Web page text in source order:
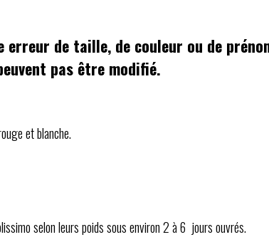
de taille, de couleur ou de
pas être modifié.
et blanche.
selon leurs poids sous environ 2 à 6 jours ouvrés.